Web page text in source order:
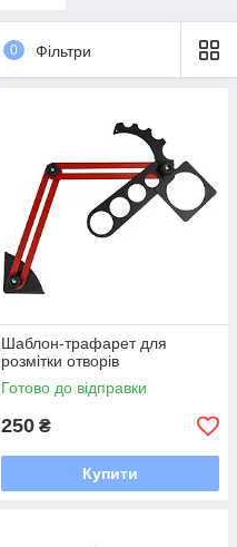
0 Фільтри
Шаблон-трафарет для
розмітки отворів
Готово до відправки
250 ₴
Купити